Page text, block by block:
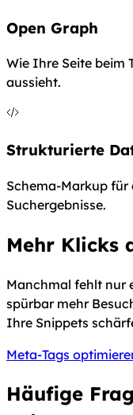
Open Graph
Wie Ihre Seite beim
aussieht.
Strukturierte
Schema-Markup
Suchergebnisse.
Mehr Klicks
Manchmal fehlt nur
spürbar mehr
Ihre Snippets
Meta-Tags
Häufige